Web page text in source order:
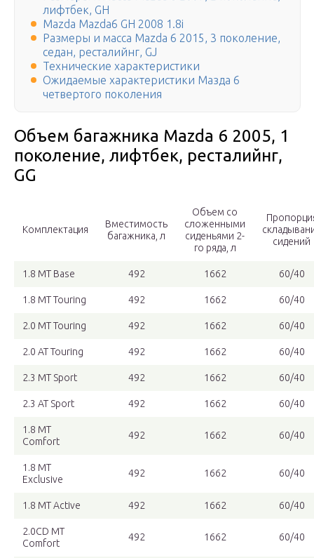
лифтбек, GH
Mazda Mazda6 GH 2008 1.8i
Размеры и масса Mazda 6 2015, 3 поколение,
седан, ресталийнг, GJ
Технические характеристики
Ожидаемые характеристики Мазда 6
четвертого поколения
Объем багажника Mazda 6 2005, 1
поколение, лифтбек, ресталийнг,
GG
Комплектация
Вместимость
багажника, л
Объем со
сложенными
сиденьями 2-
го ряда, л
сидений
1.8 MT Base 492 1662 60/40
1.8 MT Touring 492 1662 60/40
2.0 MT Touring 492 1662 60/40
2.0 AT Touring 492 1662 60/40
2.3 MT Sport 492 1662 60/40
2.3 AT Sport 492 1662 60/40
1.8 MT
Comfort
492 1662 60/40
1.8 MT
Exclusive
492 1662 60/40
1.8 MT Active 492 1662 60/40
2.0CD MT
Comfort
492 1662 60/40